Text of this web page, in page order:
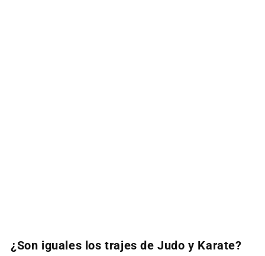
¿Son iguales los trajes de Judo y Karate?